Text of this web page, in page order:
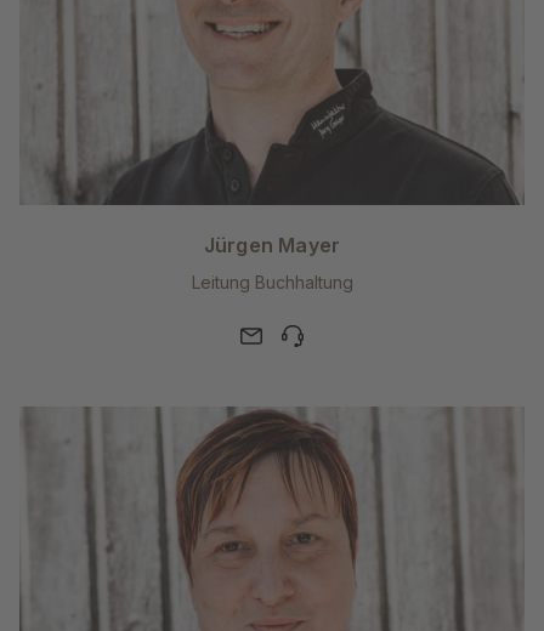
Jürgen Mayer
Leitung Buchhaltung